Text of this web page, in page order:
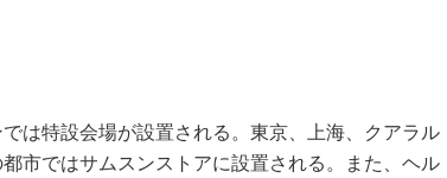
は特設会場が設置される。東京、上海、クアラル
市ではサムスンストアに設置される。また、ヘル